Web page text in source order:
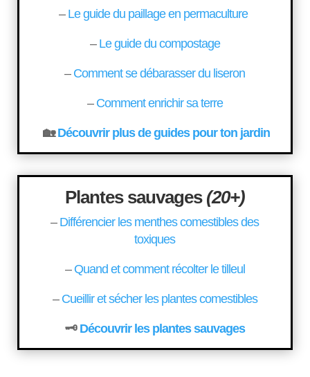
– Le guide du paillage en permaculture
– Le guide du compostage
– Comment se débarasser du liseron
– Comment enrichir sa terre
🏡Découvrir plus de guides pour ton jardin
Plantes sauvages (20+)
– Différencier les menthes comestibles des
toxiques
– Quand et comment récolter le tilleul
– Cueillir et sécher les plantes comestibles
🗝️ Découvrir les plantes sauvages